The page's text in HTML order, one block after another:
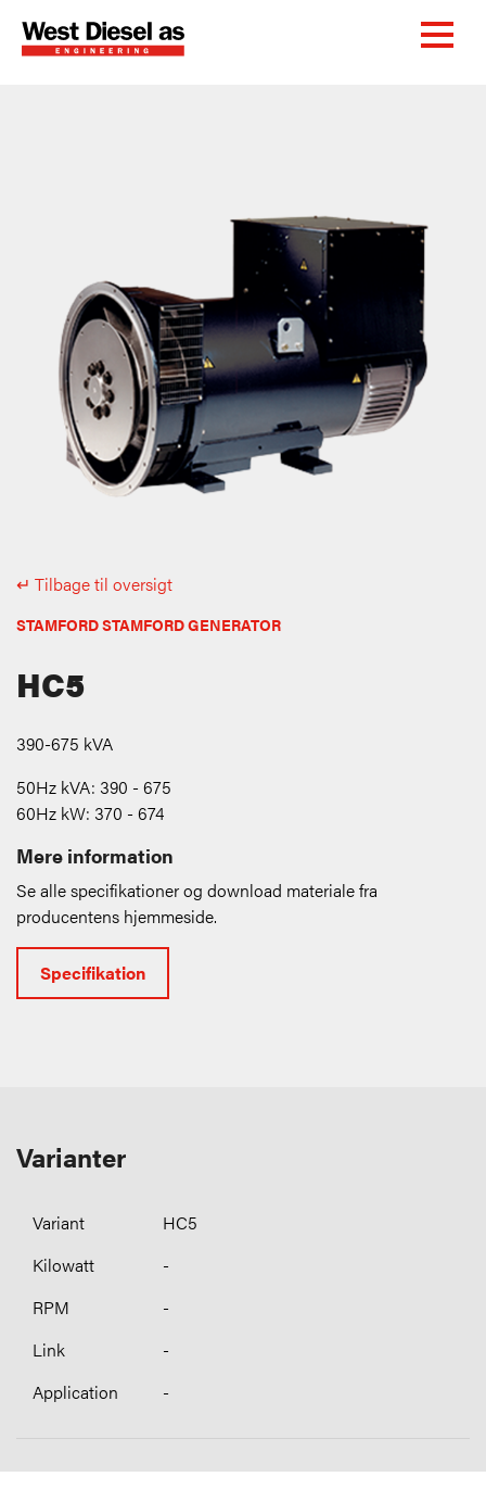
↵ Tilbage til oversigt
STAMFORD STAMFORD GENERATOR
HC5
390-675 kVA
50Hz kVA: 390 - 675
60Hz kW: 370 - 674
Mere information
Se alle specifikationer og download materiale fra
producentens hjemmeside.
Specifikation
Varianter
HC5
-
-
-
-